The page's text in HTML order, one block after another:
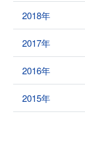
2018年
2017年
2016年
2015年